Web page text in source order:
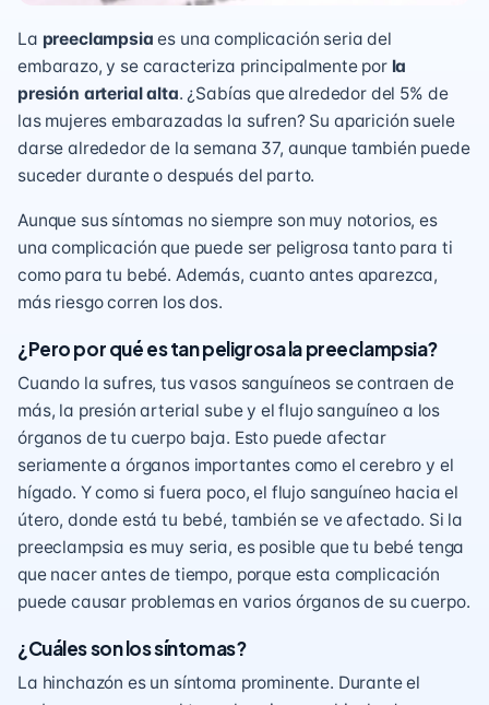
La preeclampsia es una complicación seria del
embarazo, y se caracteriza principalmente por la
presión arterial alta. ¿Sabías que alrededor del 5% de
las mujeres embarazadas la sufren? Su aparición suele
darse alrededor de la semana 37, aunque también puede
suceder durante o después del parto.
Aunque sus síntomas no siempre son muy notorios, es
una complicación que puede ser peligrosa tanto para ti
como para tu bebé. Además, cuanto antes aparezca,
más riesgo corren los dos.
¿Pero por qué es tan peligrosa la preeclampsia?
Cuando la sufres, tus vasos sanguíneos se contraen de
más, la presión arterial sube y el flujo sanguíneo a los
órganos de tu cuerpo baja. Esto puede afectar
seriamente a órganos importantes como el cerebro y el
hígado. Y como si fuera poco, el flujo sanguíneo hacia el
útero, donde está tu bebé, también se ve afectado. Si la
preeclampsia es muy seria, es posible que tu bebé tenga
que nacer antes de tiempo, porque esta complicación
puede causar problemas en varios órganos de su cuerpo.
¿Cuáles son los síntomas?
La hinchazón es un síntoma prominente. Durante el